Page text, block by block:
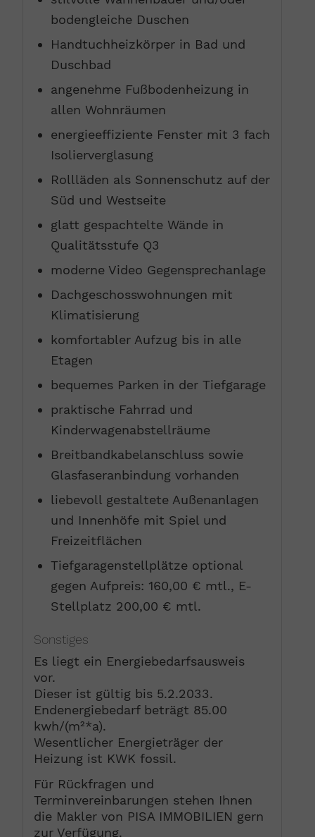
bodengleiche Duschen
Handtuchheizkörper in Bad und
Duschbad
angenehme Fußbodenheizung in
allen Wohnräumen
energieeffiziente Fenster mit 3 fach
Isolierverglasung
Rollläden als Sonnenschutz auf der
Süd und Westseite
glatt gespachtelte Wände in
Qualitätsstufe Q3
moderne Video Gegensprechanlage
Dachgeschosswohnungen mit
Klimatisierung
komfortabler Aufzug bis in alle
Etagen
bequemes Parken in der Tiefgarage
praktische Fahrrad und
Kinderwagenabstellräume
Breitbandkabelanschluss sowie
Glasfaseranbindung vorhanden
liebevoll gestaltete Außenanlagen
und Innenhöfe mit Spiel und
Freizeitflächen
Tiefgaragenstellplätze optional
gegen Aufpreis: 160,00 € mtl., E-
Stellplatz 200,00 € mtl.
Sonstiges
Es liegt ein Energiebedarfsausweis
vor.
Dieser ist gültig bis 5.2.2033.
Endenergiebedarf beträgt 85.00
kwh/(m²*a).
Wesentlicher Energieträger der
Heizung ist KWK fossil.
Für Rückfragen und
Terminvereinbarungen stehen Ihnen
die Makler von PISA IMMOBILIEN gern
zur Verfügung.